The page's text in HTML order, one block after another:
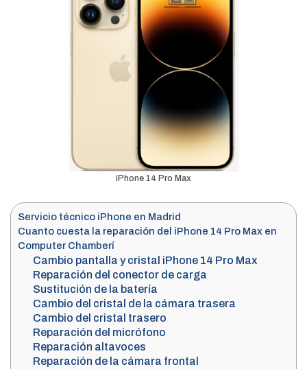
iPhone 14 Pro Max
Servicio técnico iPhone en Madrid
Cuanto cuesta la reparación del iPhone 14 Pro Max en
Computer Chamberí
Cambio pantalla y cristal iPhone 14 Pro Max
Reparación del conector de carga
Sustitución de la batería
Cambio del cristal de la cámara trasera
Cambio del cristal trasero
Reparación del micrófono
Reparación altavoces
Reparación de la cámara frontal